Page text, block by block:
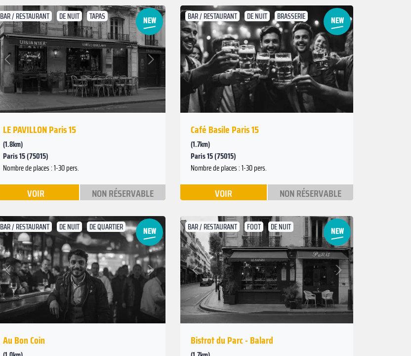
BAR / RESTAURANT DE NUIT TAPAS
Précédent
Suivant
LE PAVILLON Paris 15
(1.8km)
Paris 15 (75015)
Nombre de places : 1-30 pers.
VOIR NON RÉSERVABLE
BAR / RESTAURANT DE NUIT BRASSERIE
Précédent
Suivant
Café Basile Paris 15
(1.7km)
Paris 15 (75015)
Nombre de places : 1-30 pers.
VOIR NON RÉSERVABLE
BAR / RESTAURANT DE NUIT DE QUARTIER
Précédent
Suivant
Au Bon Coin
BAR / RESTAURANT FOOT DE NUIT
Précédent
Suivant
Bistrot du Parc - Balard